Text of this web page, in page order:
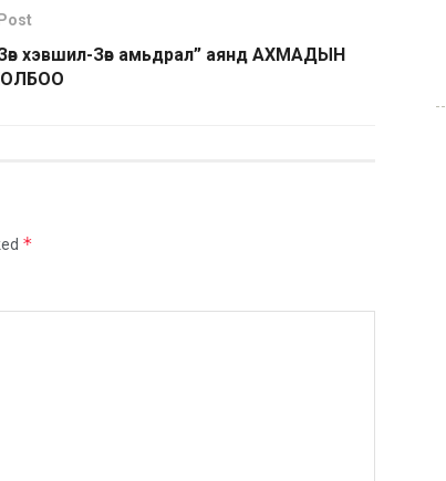
хэвшил-Зөв амьдрал” аянд АХМАДЫН
*